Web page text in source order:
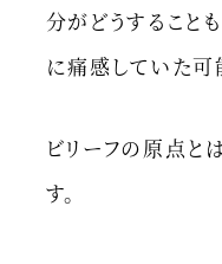
分がどうすること
に痛感していた可
ビリーフの原点と
す。